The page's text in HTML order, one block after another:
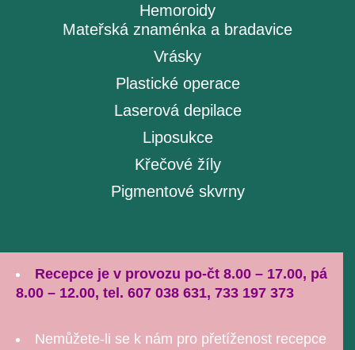
Recepce je v provozu po-čt 8.00 – 17.00, pá
8.00 – 12.00, tel. 607 038 631, 733 197 373
Nemůžete-li se k nám pro přetíženost recepce
Hemoroidy
Mateřská znaménka a bradavice
Vrásky
Plastické operace
Laserová depilace
Liposukce
Křečové žíly
Pigmentové skvrny
Nastavení cookies